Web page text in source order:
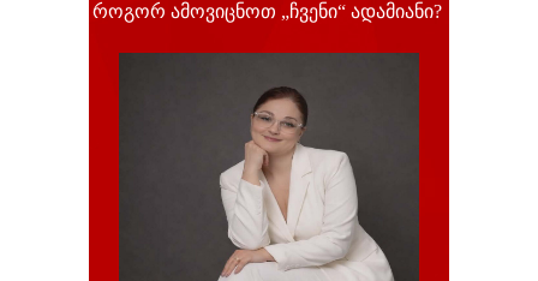
როგორ ამოვიცნოთ „ჩვენი“ ადამიანი?